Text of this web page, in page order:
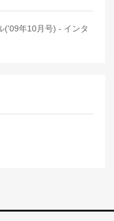
('09年10月号) - インタ